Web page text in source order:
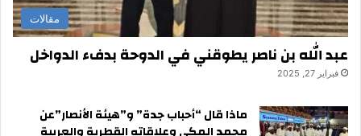
مقالات
عبد الله بن ناصر يطوقني في الدوحة بدفء الدواخل
فبراير 27, 2025
ماذا قال “أحباب جدة” و”هيئة الأنصار”عن